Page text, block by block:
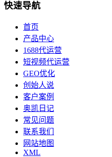
快速导航
首页
产品中心
1688代运营
短视频代运营
GEO优化
创始人说
客户案例
奥凯日记
常见问题
联系我们
网站地图
XML